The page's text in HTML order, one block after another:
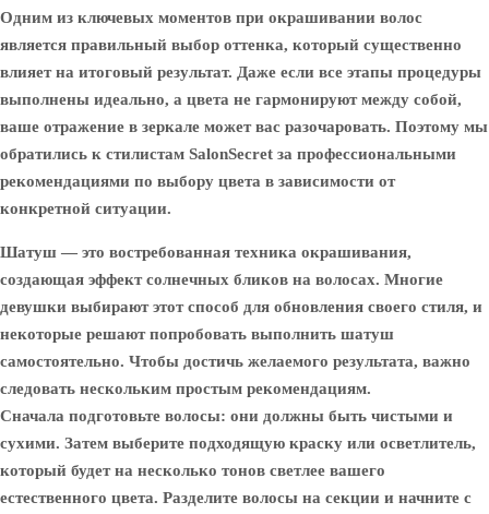
Одним из ключевых моментов при окрашивании волос
является правильный выбор оттенка, который существенно
влияет на итоговый результат. Даже если все этапы процедуры
выполнены идеально, а цвета не гармонируют между собой,
ваше отражение в зеркале может вас разочаровать. Поэтому мы
обратились к стилистам SalonSecret за профессиональными
рекомендациями по выбору цвета в зависимости от
конкретной ситуации.
Шатуш — это востребованная техника окрашивания,
создающая эффект солнечных бликов на волосах. Многие
девушки выбирают этот способ для обновления своего стиля, и
некоторые решают попробовать выполнить шатуш
самостоятельно. Чтобы достичь желаемого результата, важно
следовать нескольким простым рекомендациям.
Сначала подготовьте волосы: они должны быть чистыми и
сухими. Затем выберите подходящую краску или осветлитель,
который будет на несколько тонов светлее вашего
естественного цвета. Разделите волосы на секции и начните с